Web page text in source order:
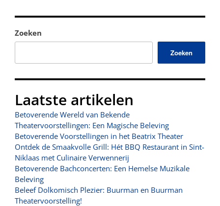
Zoeken
Zoeken
Laatste artikelen
Betoverende Wereld van Bekende
Theatervoorstellingen: Een Magische Beleving
Betoverende Voorstellingen in het Beatrix Theater
Ontdek de Smaakvolle Grill: Hét BBQ Restaurant in Sint-
Niklaas met Culinaire Verwennerij
Betoverende Bachconcerten: Een Hemelse Muzikale
Beleving
Beleef Dolkomisch Plezier: Buurman en Buurman
Theatervoorstelling!